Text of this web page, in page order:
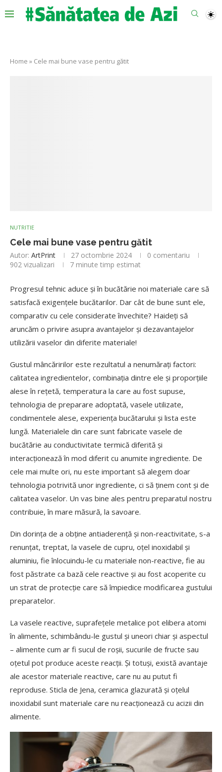
Home » Cele mai bune vase pentru gătit
NUTRITIE
Cele mai bune vase pentru gătit
Autor: ArtPrint 27 octombrie 2024
0 comentariu
902 vizualizari 7 minute timp estimat
Progresul tehnic aduce și în bucătărie noi materiale care să
satisfacă exigențele bucătarilor. Dar cât de bune sunt ele,
comparativ cu cele considerate învechite? Haideți să
aruncăm o privire asupra avantajelor și dezavantajelor
utilizării vaselor din diferite materiale!
Gustul mâncăririlor este rezultatul a nenumărați factori:
calitatea ingredientelor, combinația dintre ele și proporțiile
alese în rețetă, temperatura la care au fost supuse,
tehnologia de preparare adoptată, vasele utilizate,
condimentele alese, experiența bucătarului și lista este
lungă. Materialele din care sunt fabricate vasele de
bucătărie au conductivitate termică diferită și
interacționează în mod diferit cu anumite ingrediente. De
cele mai multe ori, nu este important să alegem doar
tehnologia potrivită unor ingrediente, ci să ținem cont și de
calitatea vaselor. Un vas bine ales pentru preparatul nostru
contribuie, în mare măsură, la savoare.
Din dorința de a obține antiaderență și non-reactivitate, s-a
renunțat, treptat, la vasele de cupru, oțel inoxidabil și
aluminiu, fie înlocuindu-le cu materiale non-reactive, fie au
fost păstrate ca bază cele reactive și au fost acoperite cu
un strat de protecție care să împiedice modificarea gustului
preparatelor.
La vasele reactive, suprafețele metalice pot elibera atomi
în alimente, schimbându-le gustul și uneori chiar și aspectul
– alimente cum ar fi sucul de roșii, sucurile de fructe sau
oțetul pot produce aceste reacții. Și totuși, există avantaje
ale acestor materiale reactive, care nu au putut fi
reproduse. Sticla de Jena, ceramica glazurată și oțelul
inoxidabil sunt materiale care nu reacționează cu acizii din
alimente.